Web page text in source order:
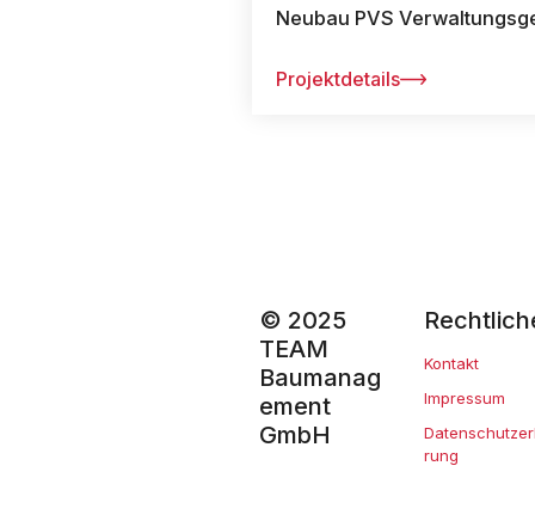
Neubau PVS
Projektdetails
© 2025
TEAM
Baumanag
ement
GmbH
Kontakt
Impressum
rung